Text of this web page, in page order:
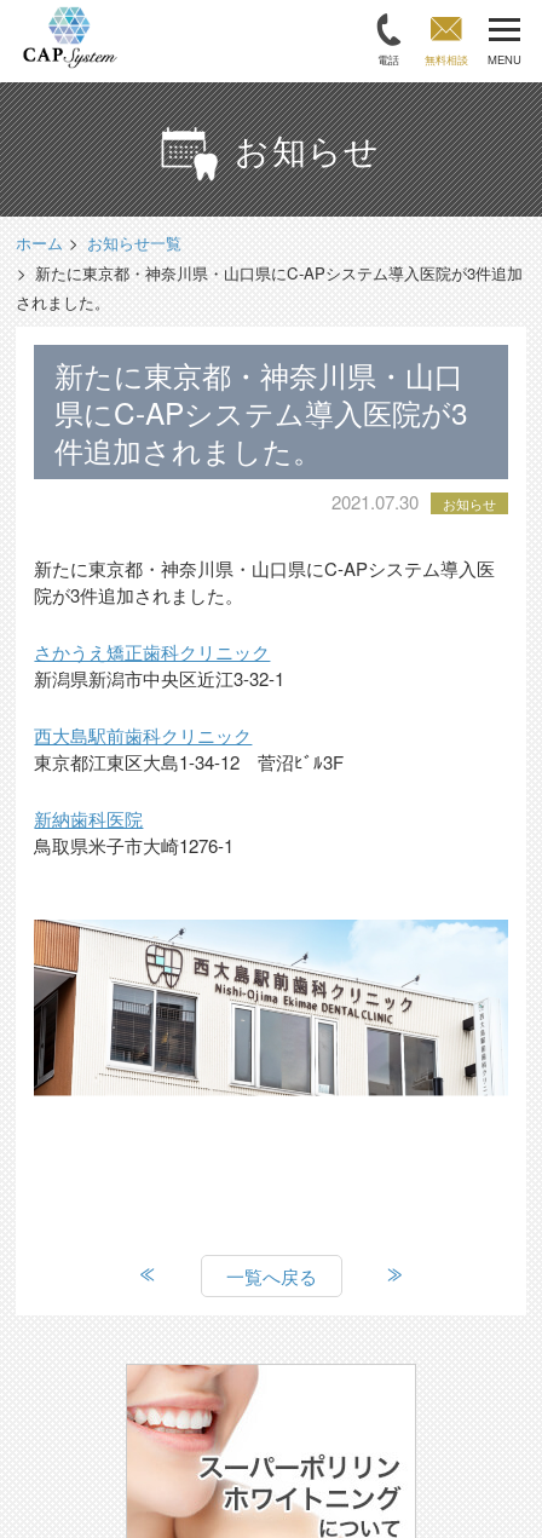
電話 無料相談 MENU
お知らせ
ホーム
お知らせ一覧
新たに東京都・神奈川県・山口県にC-APシステム導入医院が3件追加
されました。
新たに東京都・神奈川県・山口
県にC-APシステム導入医院が3
件追加されました。
2021.07.30 お知らせ
新たに東京都・神奈川県・山口県にC-APシステム導入医
院が3件追加されました。
さかうえ矯正歯科クリニック
新潟県新潟市中央区近江3-32-1
西大島駅前歯科クリニック
東京都江東区大島1-34-12 菅沼ﾋﾞﾙ3F
新納歯科医院
鳥取県米子市大崎1276-1
一覧へ戻る